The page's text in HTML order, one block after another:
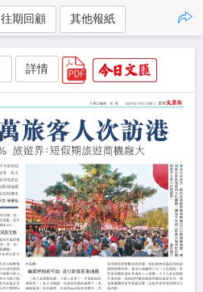
往期回顧 其他報紙
詳情